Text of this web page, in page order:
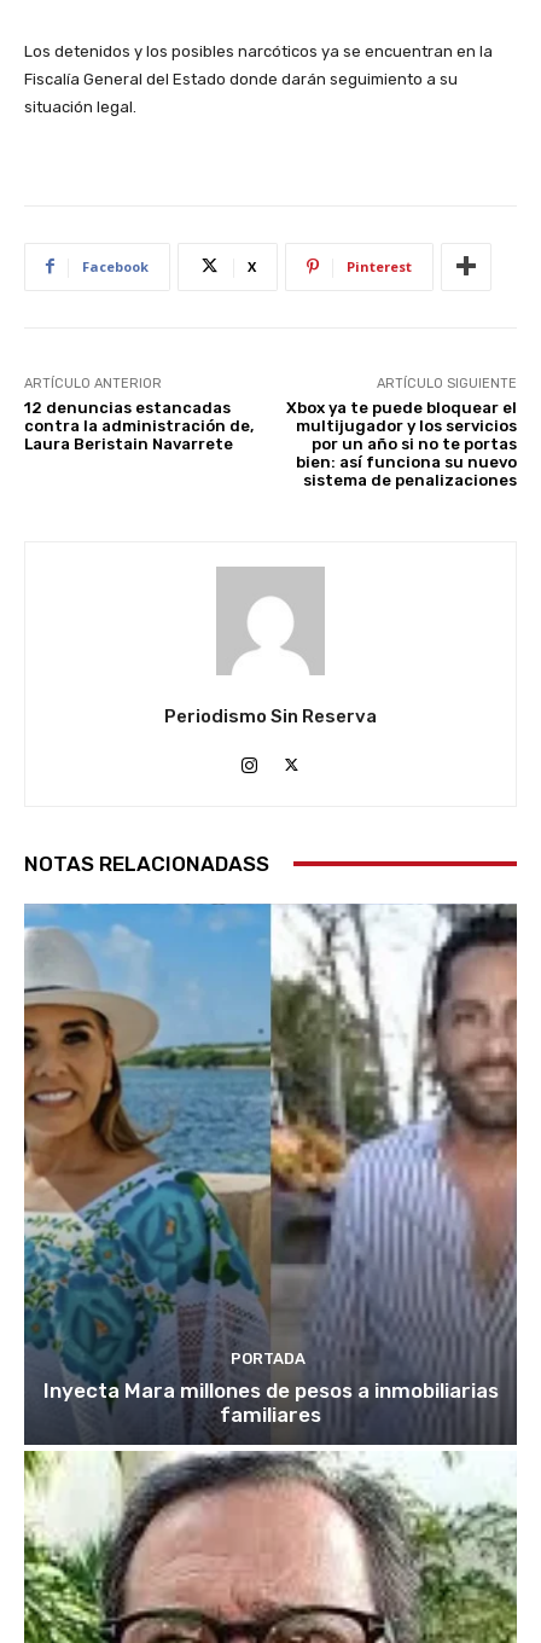
Los detenidos y los posibles narcóticos ya se encuentran en la
Fiscalía General del Estado donde darán seguimiento a su
situación legal.
Facebook X Pinterest
ARTÍCULO ANTERIOR
12 denuncias estancadas
contra la administración de,
Laura Beristain Navarrete
ARTÍCULO SIGUIENTE
Xbox ya te puede bloquear el
multijugador y los servicios
por un año si no te portas
bien: así funciona su nuevo
sistema de penalizaciones
Periodismo Sin Reserva
NOTAS RELACIONADASS
PORTADA
Inyecta Mara millones de pesos a inmobiliarias
familiares